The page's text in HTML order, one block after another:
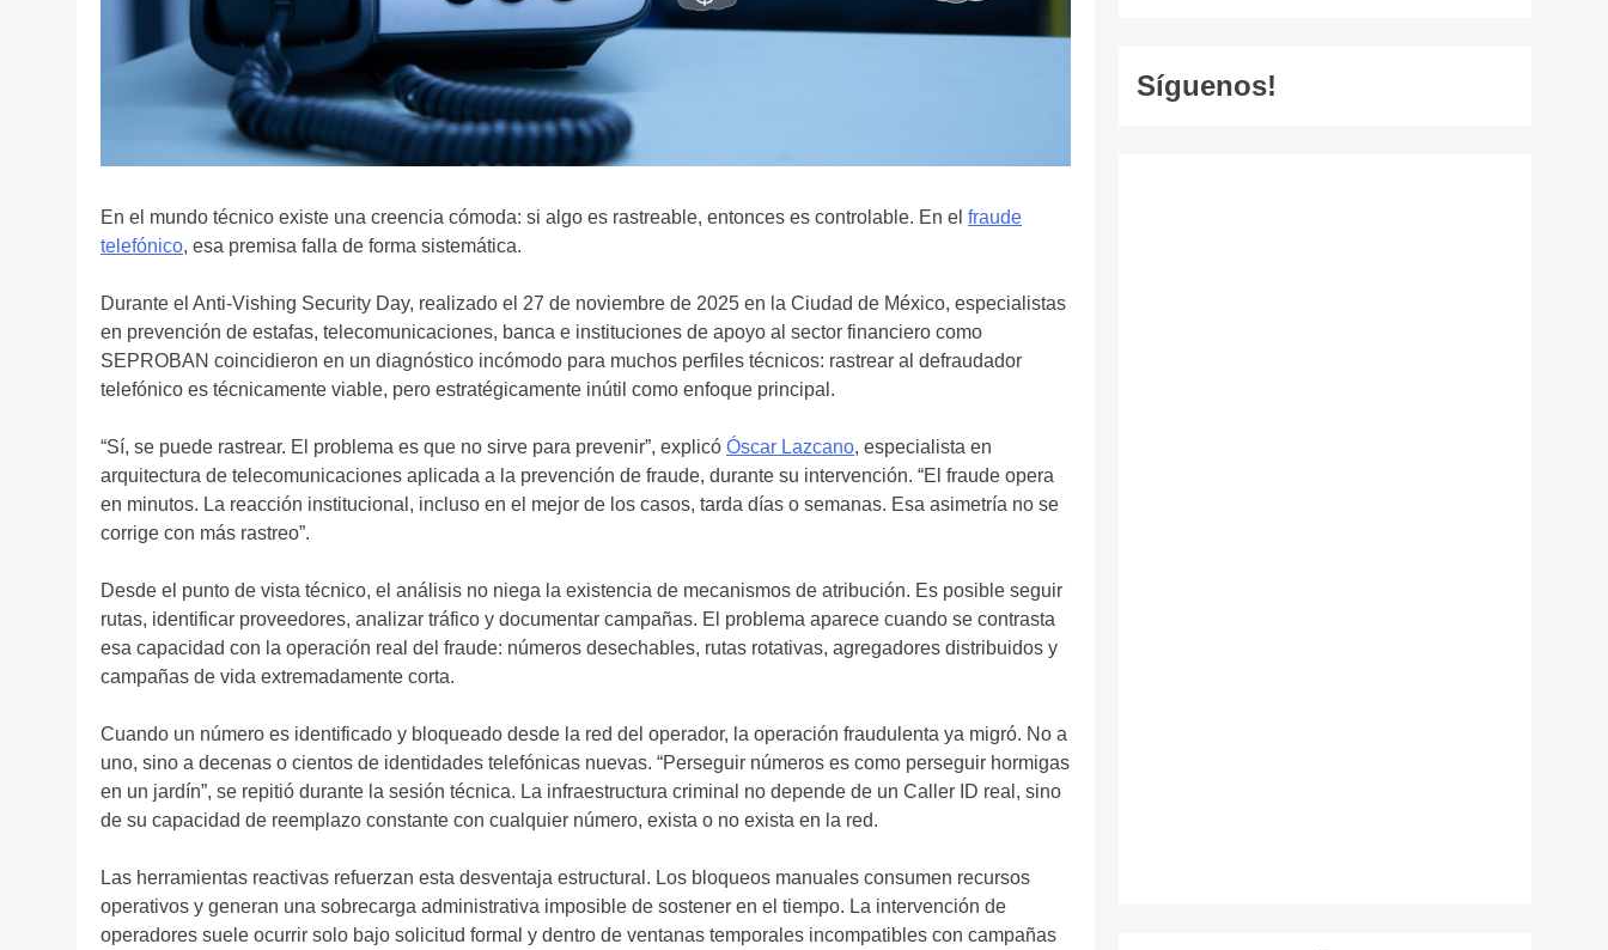
En el mundo técnico existe una creencia cómoda: si algo es rastreable, entonces es controlable. En el fraude
telefónico, esa premisa falla de forma sistemática.
Durante el Anti-Vishing Security Day, realizado el 27 de noviembre de 2025 en la Ciudad de México, especialistas
en prevención de estafas, telecomunicaciones, banca e instituciones de apoyo al sector financiero como
SEPROBAN coincidieron en un diagnóstico incómodo para muchos perfiles técnicos: rastrear al defraudador
telefónico es técnicamente viable, pero estratégicamente inútil como enfoque principal.
“Sí, se puede rastrear. El problema es que no sirve para prevenir”, explicó Óscar Lazcano, especialista en
arquitectura de telecomunicaciones aplicada a la prevención de fraude, durante su intervención. “El fraude opera
en minutos. La reacción institucional, incluso en el mejor de los casos, tarda días o semanas. Esa asimetría no se
corrige con más rastreo”.
Desde el punto de vista técnico, el análisis no niega la existencia de mecanismos de atribución. Es posible seguir
rutas, identificar proveedores, analizar tráfico y documentar campañas. El problema aparece cuando se contrasta
esa capacidad con la operación real del fraude: números desechables, rutas rotativas, agregadores distribuidos y
campañas de vida extremadamente corta.
Cuando un número es identificado y bloqueado desde la red del operador, la operación fraudulenta ya migró. No a
uno, sino a decenas o cientos de identidades telefónicas nuevas. “Perseguir números es como perseguir hormigas
en un jardín”, se repitió durante la sesión técnica. La infraestructura criminal no depende de un Caller ID real, sino
de su capacidad de reemplazo constante con cualquier número, exista o no exista en la red.
Las herramientas reactivas refuerzan esta desventaja estructural. Los bloqueos manuales consumen recursos
operativos y generan una sobrecarga administrativa imposible de sostener en el tiempo. La intervención de
operadores suele ocurrir solo bajo solicitud formal y dentro de ventanas temporales incompatibles con campañas
Síguenos!